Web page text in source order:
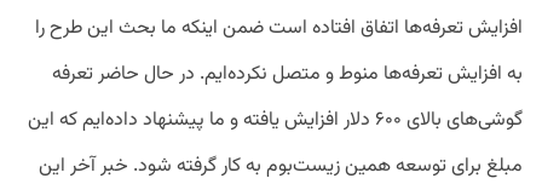
افزایش تعرفه‌ها اتفاق افتاده است ضمن اینکه ما بحث این طرح را
به افزایش تعرفه‌ها منوط و متصل نکرده‌ایم. در حال حاضر تعرفه
گوشی‌های بالای ۶۰۰ دلار افزایش یافته و ما پیشنهاد داده‌ایم که این
مبلغ برای توسعه همین زیست‌بوم به کار گرفته شود. خبر آخر این